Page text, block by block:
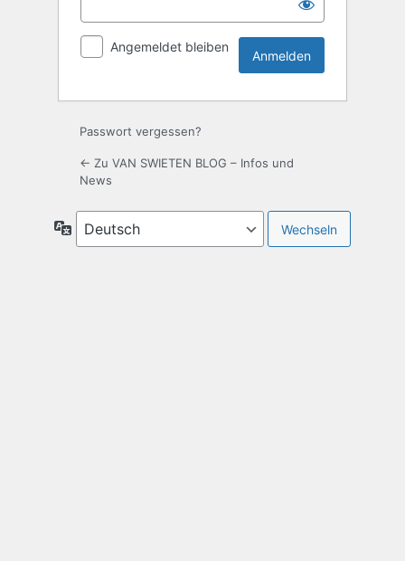
Angemeldet bleiben
Passwort vergessen?
← Zu VAN SWIETEN BLOG – Infos und
News
Sprache